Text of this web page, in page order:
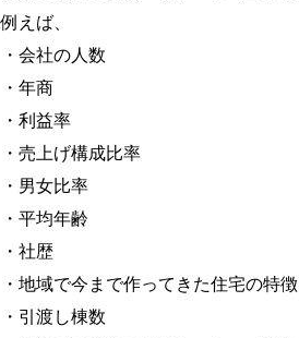
例えば、
・会社の人数
・年商
・利益率
・売上げ構成比率
・男女比率
・平均年齢
・社歴
・地域で今まで作ってきた住宅の特徴
・引渡し棟数